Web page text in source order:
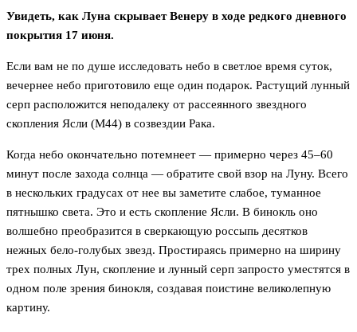
Увидеть, как Луна скрывает Венеру в ходе редкого дневного
покрытия 17 июня.
Если вам не по душе исследовать небо в светлое время суток,
вечернее небо приготовило еще один подарок. Растущий лунный
серп расположится неподалеку от рассеянного звездного
скопления Ясли (M44) в созвездии Рака.
Когда небо окончательно потемнеет — примерно через 45–60
минут после захода солнца — обратите свой взор на Луну. Всего
в нескольких градусах от нее вы заметите слабое, туманное
пятнышко света. Это и есть скопление Ясли. В бинокль оно
волшебно преобразится в сверкающую россыпь десятков
нежных бело-голубых звезд. Простираясь примерно на ширину
трех полных Лун, скопление и лунный серп запросто уместятся в
одном поле зрения бинокля, создавая поистине великолепную
картину.